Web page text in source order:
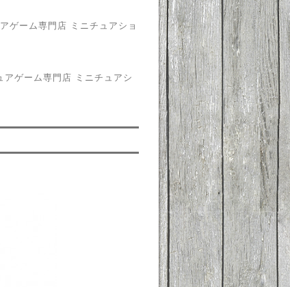
ーム専門店 ミニチュアショ
ゲーム専門店 ミニチュアシ